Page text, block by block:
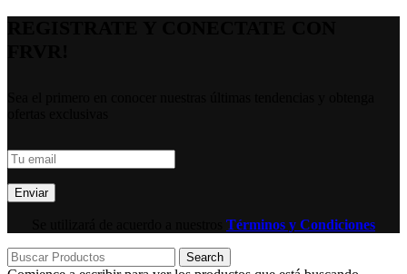
Términos y Condiciones
Search